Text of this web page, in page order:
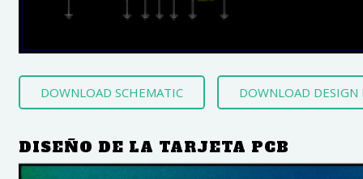
DOWNLOAD SCHEMATIC DOWNLOAD DESIGN
DISEÑO DE LA TARJETA PCB